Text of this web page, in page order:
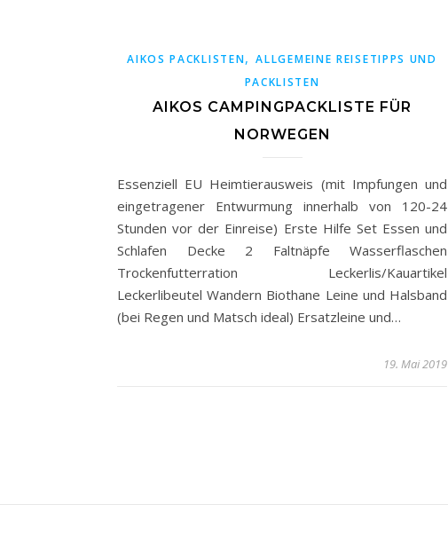
AIKOS PACKLISTEN,ALLGEMEINE REISETIPPS UND
PACKLISTEN
AIKOS CAMPINGPACKLISTE FÜR
NORWEGEN
Essenziell EU Heimtierausweis (mit Impfungen und
eingetragener Entwurmung innerhalb von 120-24
Stunden vor der Einreise) Erste Hilfe Set Essen und
Schlafen Decke 2 Faltnäpfe Wasserflaschen
Trockenfutterration Leckerlis/Kauartikel
Leckerlibeutel Wandern Biothane Leine und Halsband
(bei Regen und Matsch ideal) Ersatzleine und…
19. Mai 2019